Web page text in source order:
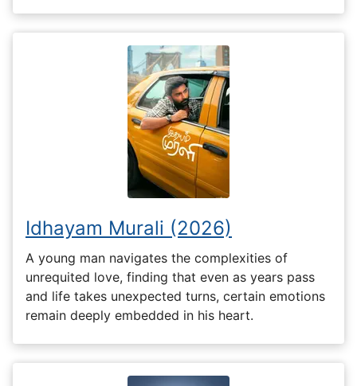
Idhayam Murali (2026)
A young man navigates the complexities of
unrequited love, finding that even as years pass
and life takes unexpected turns, certain emotions
remain deeply embedded in his heart.